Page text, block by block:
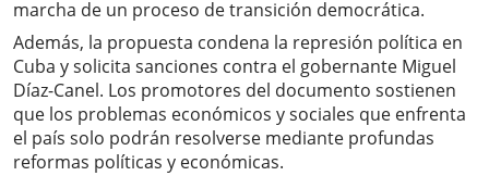
marcha de un proceso de transición democrática.
Además, la propuesta condena la represión política en
Cuba y solicita sanciones contra el gobernante Miguel
Díaz-Canel. Los promotores del documento sostienen
que los problemas económicos y sociales que enfrenta
el país solo podrán resolverse mediante profundas
reformas políticas y económicas.